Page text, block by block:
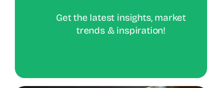
Get the latest insights, market
trends & inspiration!